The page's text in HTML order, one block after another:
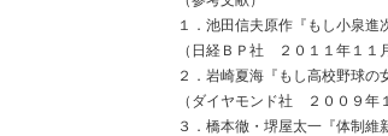
１．池田信夫原作『もし小泉進
（日経ＢＰ社 ２０１１年１１
２．岩崎夏海『もし高校野球の
（ダイヤモンド社 ２００９年
３．橋本徹・堺屋太一『体制